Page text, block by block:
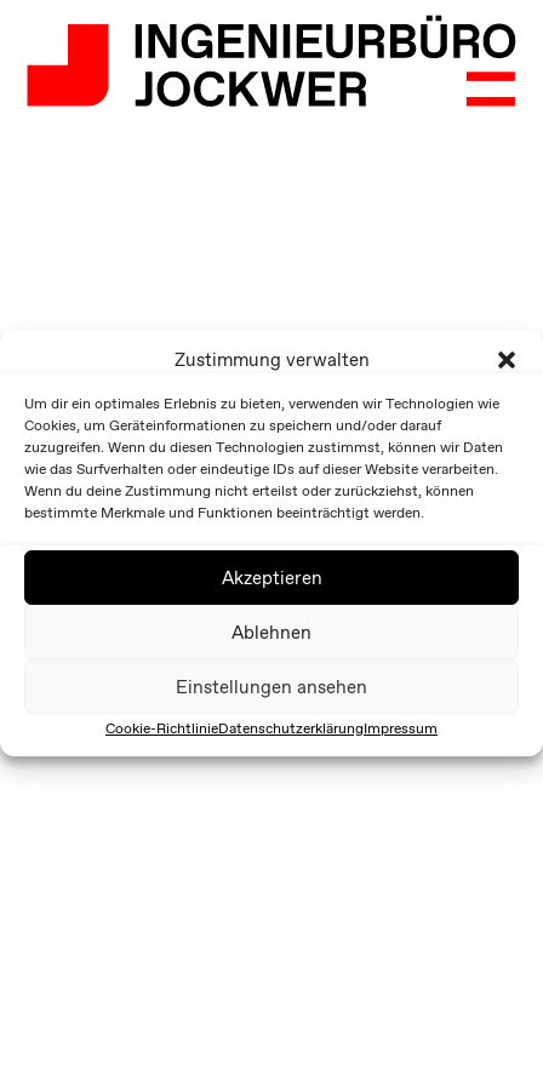
Zustimmung verwalten
Um dir ein optimales Erlebnis zu bieten, verwenden wir Technologien wie
Cookies, um Geräteinformationen zu speichern und/oder darauf
zuzugreifen. Wenn du diesen Technologien zustimmst, können wir Daten
wie das Surfverhalten oder eindeutige IDs auf dieser Website verarbeiten.
Wenn du deine Zustimmung nicht erteilst oder zurückziehst, können
bestimmte Merkmale und Funktionen beeinträchtigt werden.
Akzeptieren
Ablehnen
Einstellungen ansehen
Cookie-RichtlinieDatenschutzerklärungImpressum